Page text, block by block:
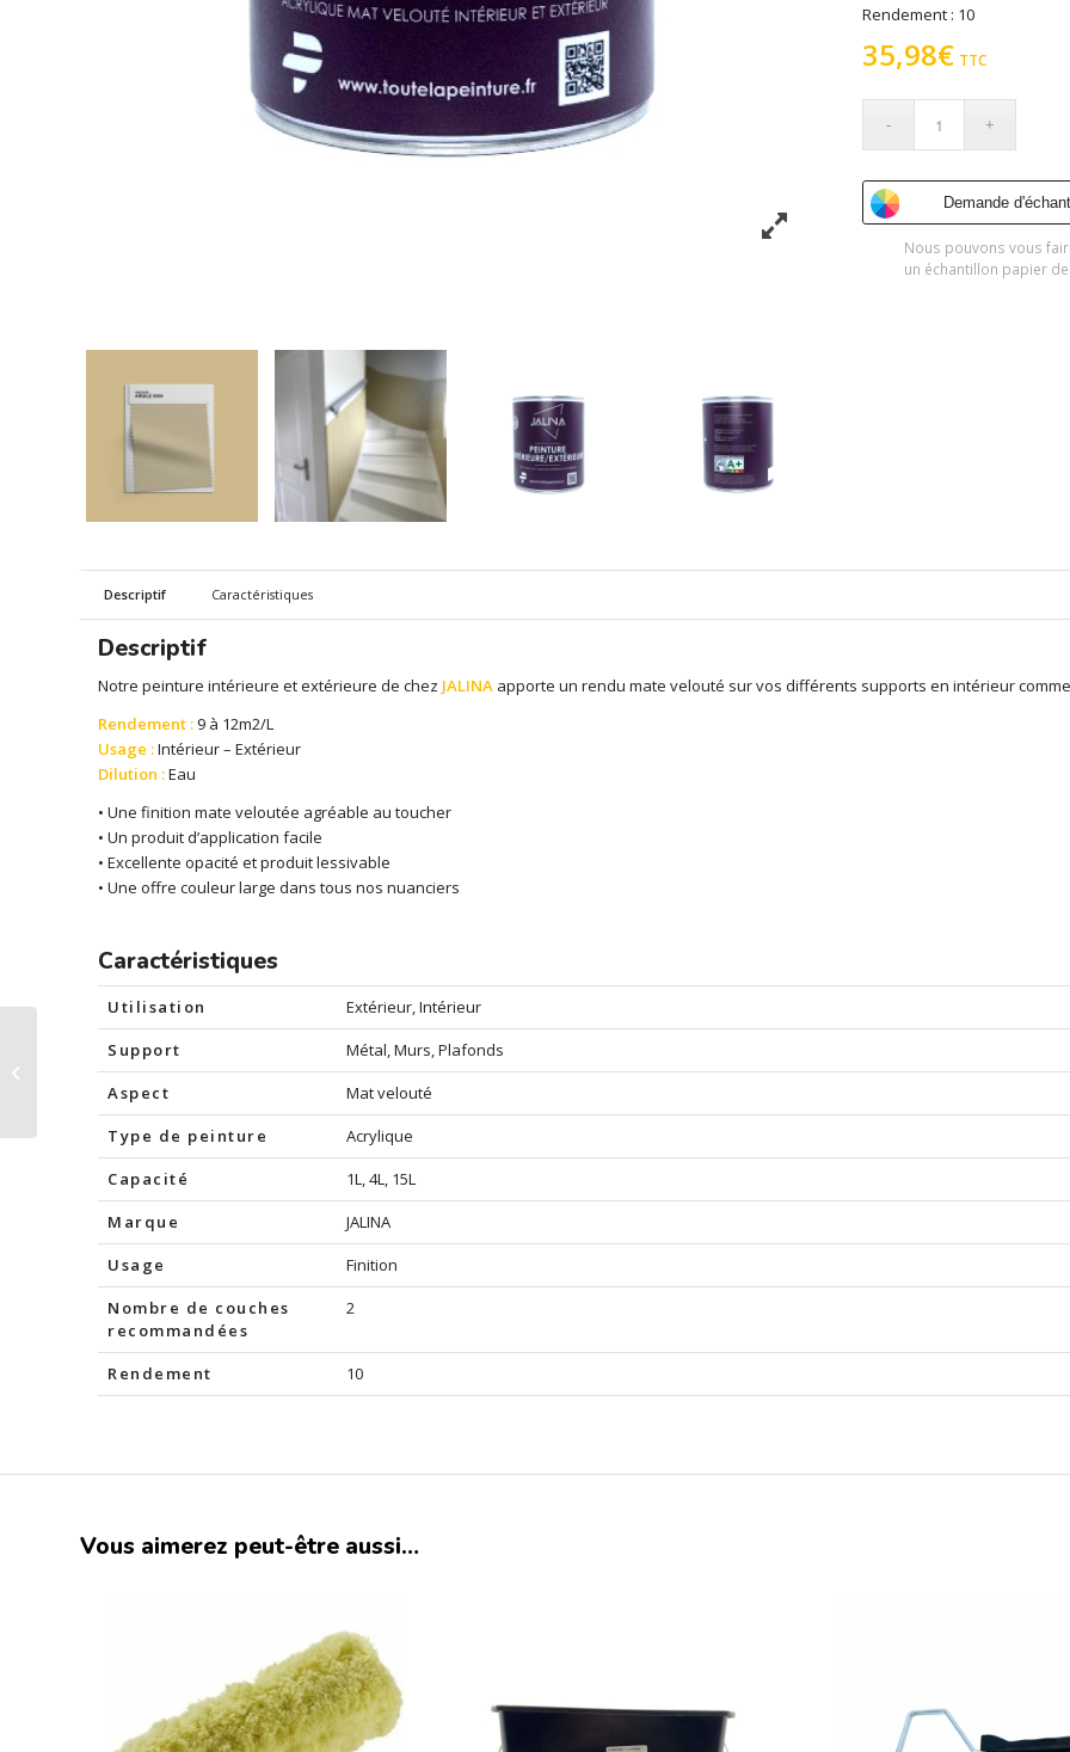
Rendement : 10
35,98€ TTC
Demande
Nous pouvons vous
un échantillon papier
Descriptif Caractéristiques
Descriptif
Notre peinture intérieure et extérieure de chez JALINA apporte un rendu mate velouté sur vos différents supports en intérieur
Rendement : 9 à 12m2/L
Usage :Intérieur – Extérieur
Dilution :Eau
• Une finition mate veloutée agréable au toucher
• Un produit d’application facile
• Excellente opacité et produit lessivable
• Une offre couleur large dans tous nos nuanciers
Caractéristiques
Utilisation
Extérieur, Intérieur
Support
Métal, Murs, Plafonds
Aspect
Mat velouté
Type de peinture
Acrylique
Capacité
1L, 4L, 15L
Marque
JALINA
Usage
Finition
Nombre de couches
recommandées
2
Rendement 10
Vous aimerez peut-être aussi…
Peinture intérieure et
extérieure, Argile 3003